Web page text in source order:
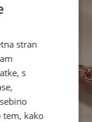
stran
s
tem, kako